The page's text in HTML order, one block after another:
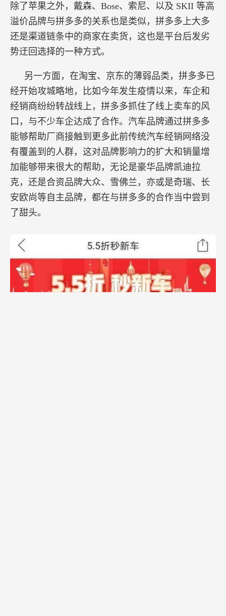
除了苹果之外，戴森、Bose、索尼、以及 SKII 等高
溢价品牌与拼多多的关系也是类似，拼多多上大多
还是渠道链条中的商家在卖货，这也是平台后发劣
势迂回选择的一种方式。
另一方面，在淘宝、京东的薄弱品类，拼多多已
经开始攻城略地，比如今年发生疫情以来，车企和
经销商纷纷转战线上，拼多多抓住了线上卖车的风
口，与不少车企达成了合作。汽车品牌通过拼多多
能够帮助厂商接触到更多此前传统汽车经销网络没
有覆盖到的人群，这对品牌影响力的扩大和销量增
加能够带来很大的帮助，无论是豪华品牌凯迪拉
克，还是合资品牌大众、雪佛兰，亦或是奇瑞、长
安欧尚等自主品牌，都在与拼多多的合作当中尝到
了甜头。